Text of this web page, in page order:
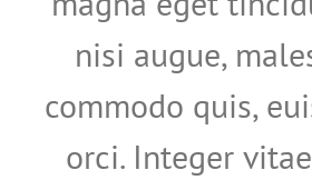
nisi augue,
commodo quis,
orci. Integer